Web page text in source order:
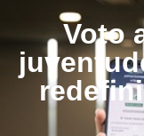
Voto